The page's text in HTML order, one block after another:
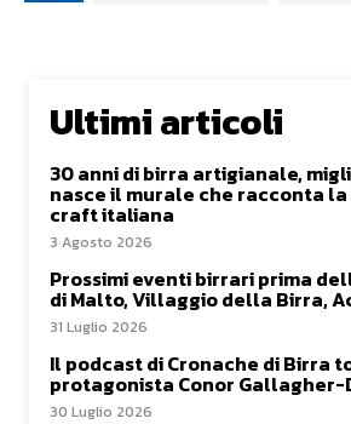
Ultimi articoli
30 anni di birra artigianale,
nasce il murale che racconta
craft italiana
3 Agosto 2026
Prossimi eventi birrari prima
di Malto, Villaggio della Birra,
31 Luglio 2026
Il podcast di Cronache di Birra
protagonista Conor Gallagher-
30 Luglio 2026